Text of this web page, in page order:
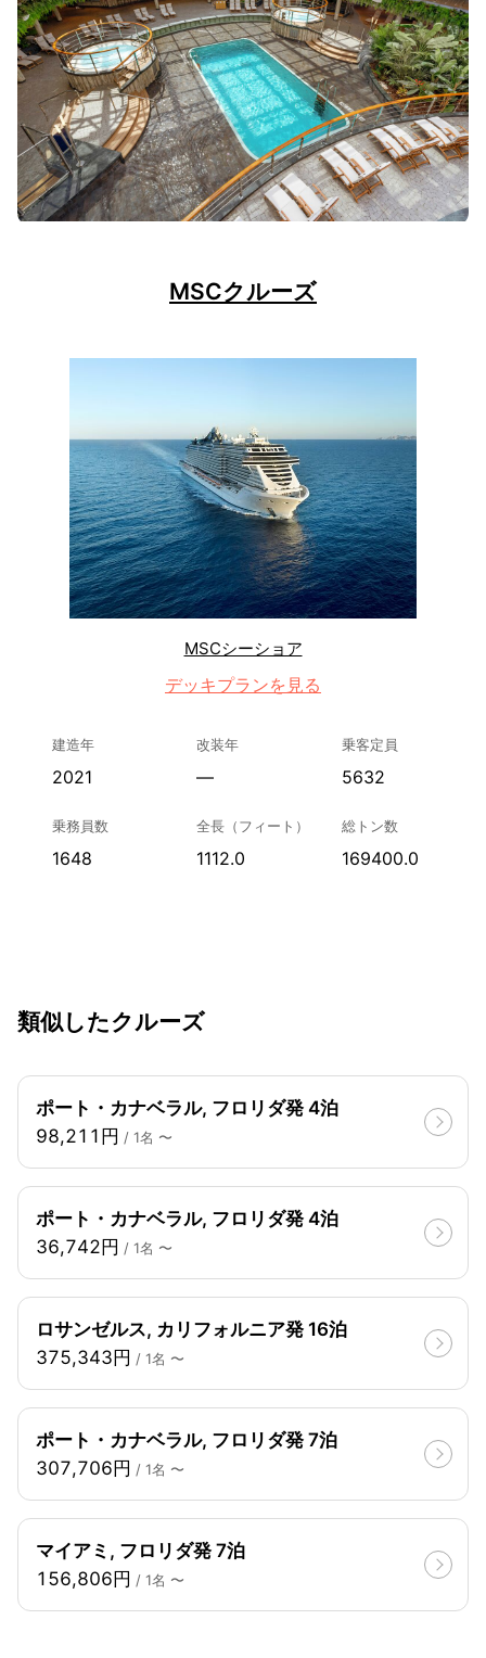
MSCクルーズ
MSCシーショア
デッキプランを見る
建造年
2021
改装年
—
乗客定員
5632
乗務員数
1648
全長（フィート）
1112.0
総トン数
169400.0
類似したクルーズ
ポート・カナベラル, フロリダ発 4泊
98,211円 / 1名 〜
ポート・カナベラル, フロリダ発 4泊
36,742円 / 1名 〜
ロサンゼルス, カリフォルニア発 16泊
375,343円 / 1名 〜
ポート・カナベラル, フロリダ発 7泊
307,706円 / 1名 〜
マイアミ, フロリダ発 7泊
156,806円 / 1名 〜